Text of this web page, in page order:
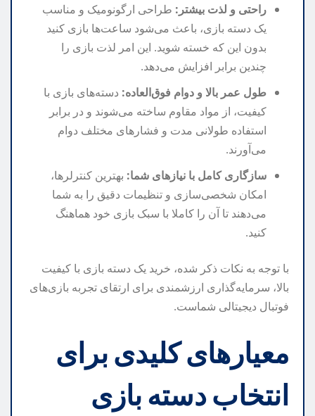
راحتی و لذت بیشتر: طراحی ارگونومیک و مناسب
یک دسته بازی، باعث می‌شود ساعت‌ها بازی کنید
بدون این که خسته شوید. این امر لذت بازی را
چندین برابر افزایش می‌دهد.
طول عمر بالا و دوام فوق‌العاده: دسته‌های بازی با
کیفیت، از مواد مقاوم ساخته می‌شوند و در برابر
استفاده طولانی مدت و فشارهای مختلف دوام
می‌آورند.
سازگاری کامل با نیازهای شما: بهترین کنترلرها،
امکان شخصی‌سازی و تنظیمات دقیق را به شما
می‌دهند تا آن را کاملا با سبک بازی خود هماهنگ
کنید.
با توجه به نکات ذکر شده، خرید یک دسته بازی با کیفیت
بالا، سرمایه‌گذاری ارزشمندی برای ارتقای تجربه بازی‌های
فوتبال دیجیتالی شماست.
معیارهای کلیدی برای
انتخاب دسته بازی